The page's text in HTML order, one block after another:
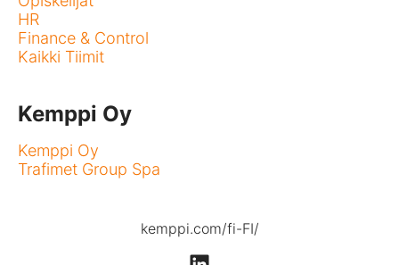
HR
Finance & Control
Kaikki Tiimit
Kemppi Oy
Kemppi Oy
Trafimet Group Spa
kemppi.com/fi-FI/